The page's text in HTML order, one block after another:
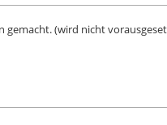
gemacht. (wird nicht